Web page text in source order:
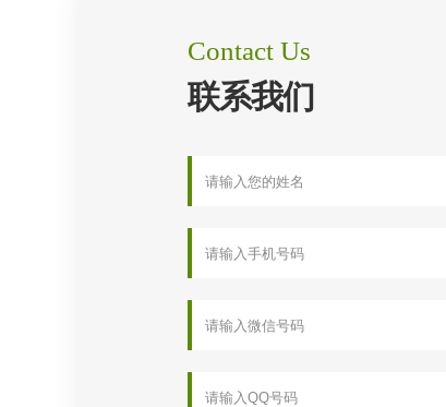
Contact Us
联系我们